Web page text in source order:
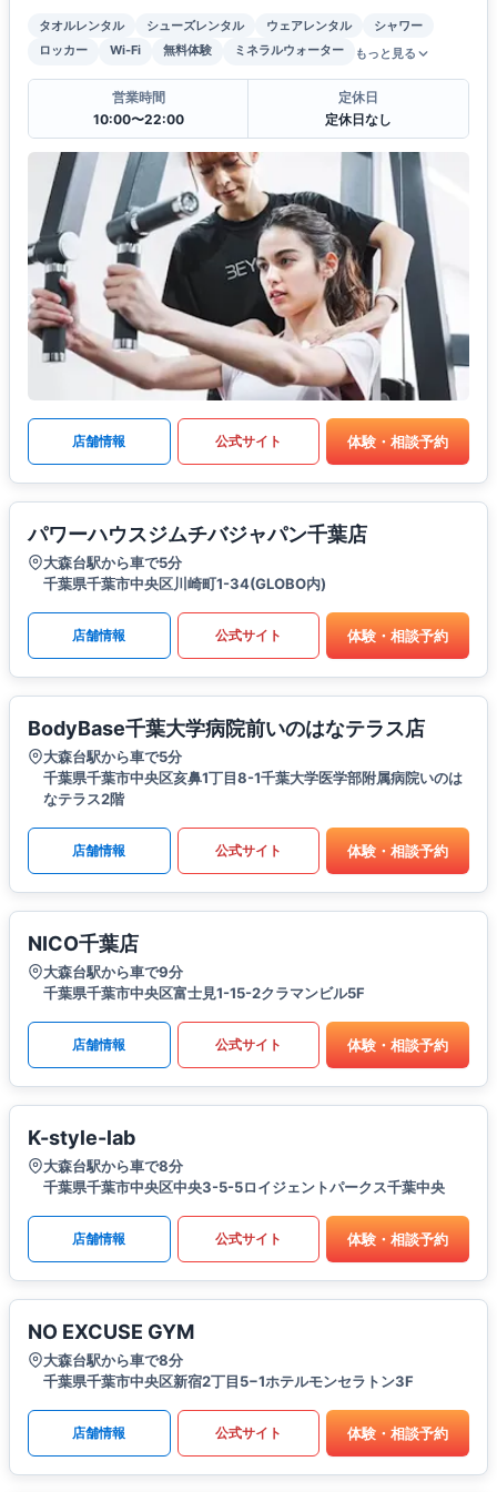
タオルレンタル シューズレンタル ウェアレンタル
シャワー
ロッカー
Wi-Fi 無料体験 ミネラルウォーター もっと見る
営業時間
10:00〜22:00
定休日
定休日なし
店舗情報 公式サイト 体験・相談予約
パワーハウスジムチバジャパン千葉店
大森台駅から車で5分
千葉県千葉市中央区川崎町1-34(GLOBO内)
店舗情報 公式サイト 体験・相談予約
BodyBase千葉大学病院前いのはなテラス店
大森台駅から車で5分
千葉県千葉市中央区亥鼻1丁目8-1千葉大学医学部附属病院いのは
なテラス2階
店舗情報 公式サイト 体験・相談予約
NICO千葉店
大森台駅から車で9分
千葉県千葉市中央区富士見1-15-2クラマンビル5F
店舗情報 公式サイト 体験・相談予約
K-style-lab
大森台駅から車で8分
千葉県千葉市中央区中央3-5-5ロイジェントパークス千葉中央​
店舗情報 公式サイト 体験・相談予約
NO EXCUSE GYM
大森台駅から車で8分
千葉県千葉市中央区新宿2丁目5−1ホテルモンセラトン3F
店舗情報 公式サイト 体験・相談予約